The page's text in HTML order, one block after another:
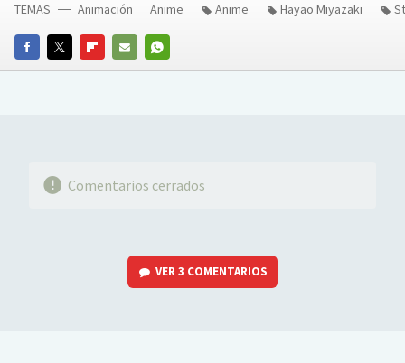
FACEBOOKTWITTERFLIPBOARD
E-
WHATSAPP
TEMAS Animación Anime Anime Hayao Miyazaki
Comentarios cerrados
VER3 COMENTARIOS